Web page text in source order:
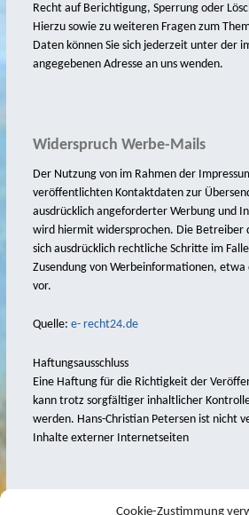
Cookie-Zustimmung
Recht auf Berichtigung, Sperrung oder
Hierzu sowie zu weiteren Fragen zum
Daten können Sie sich jederzeit unter der
angegebenen Adresse an uns wenden.
Widerspruch Werbe-Mails
Der Nutzung von im Rahmen der
veröffentlichten Kontaktdaten zur
ausdrücklich angeforderter Werbung und
wird hiermit widersprochen. Die Betreiber
sich ausdrücklich rechtliche Schritte im
Zusendung von Werbeinformationen, etwa
vor.
Quelle: e- recht24.de
Haftungsausschluss
Eine Haftung für die Richtigkeit der
kann trotz sorgfältiger inhaltlicher
werden. Hans-Christian Petersen ist nicht
Inhalte externer Internetseiten